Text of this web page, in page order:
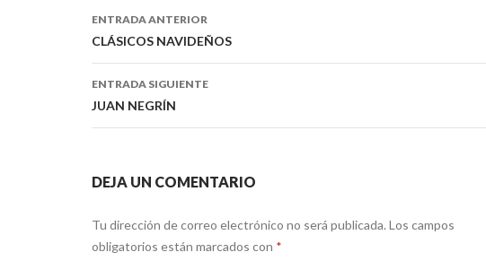
Navegación
de
entradas
ENTRADA ANTERIOR
CLÁSICOS NAVIDEÑOS
ENTRADA SIGUIENTE
JUAN NEGRÍN
DEJA UN COMENTARIO
Tu dirección de correo electrónico no será publicada. Los campos
obligatorios están marcados con *